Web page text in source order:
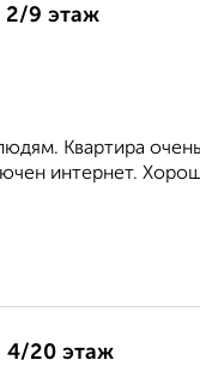
2/9 этаж
Квартира
интернет.
4/20 этаж